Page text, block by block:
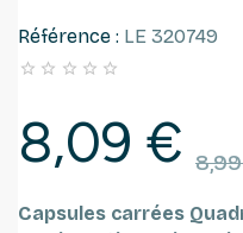
Référence : LE 320749
    
8,09 €
Capsules carrées